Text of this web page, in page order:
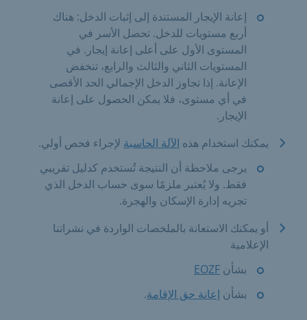
إعانة الإيجار المستندة إلى إثبات الدخل: هناك
أربع مستويات للدخل. تحصل الأسر في
المستوى الأول على أعلى إعانة إيجار. في
المستويات الثاني والثالث والرابع، تنخفض
الإعانة. إذا تجاوز الدخل الإجمالي الحد الأقصى
في أي مستوى، فلا يمكن الحصول على إعانة
الإيجار.
يمكنك استخدام هذه الآلة الحاسبة لإجراء فحص أولي.
يرجى ملاحظة أن النتيجة تُستخدم كدليل تقريبي
فقط. ولا يُعتبر ملزمًا سوى حساب الدخل الذي
تجريه إدارة الإسكان والهجرة.
أو يمكنك الاستعانة بالملخصات الواردة في نشراتنا
الإعلامية
بشأن EOZF
بشأن إعانة حق الإقامة.